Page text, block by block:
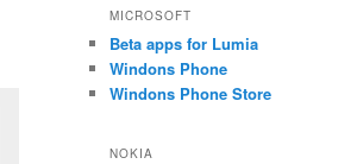
MICROSOFT
Beta apps for Lumia
Windons Phone
Windons Phone Store
NOKIA